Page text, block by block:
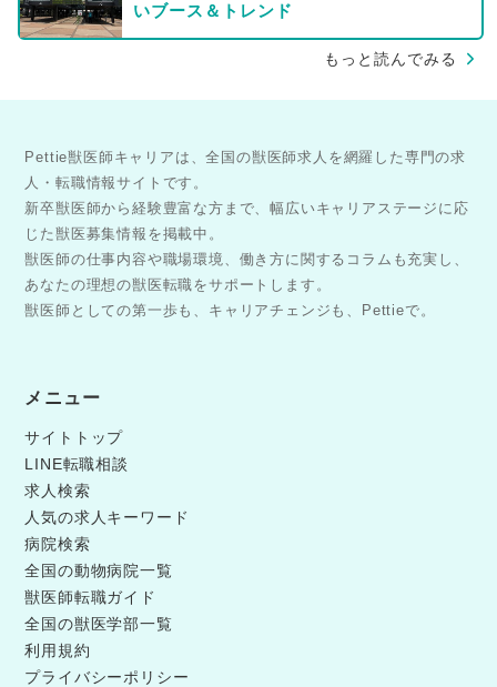
いブース＆トレンド
もっと読んでみる
Pettie獣医師キャリアは、全国の獣医師求人を網羅した専門の求
人・転職情報サイトです。
新卒獣医師から経験豊富な方まで、幅広いキャリアステージに応
じた獣医募集情報を掲載中。
獣医師の仕事内容や職場環境、働き方に関するコラムも充実し、
あなたの理想の獣医転職をサポートします。
獣医師としての第一歩も、キャリアチェンジも、Pettieで。
メニュー
サイトトップ
LINE転職相談
求人検索
人気の求人キーワード
病院検索
全国の動物病院一覧
獣医師転職ガイド
全国の獣医学部一覧
利用規約
プライバシーポリシー